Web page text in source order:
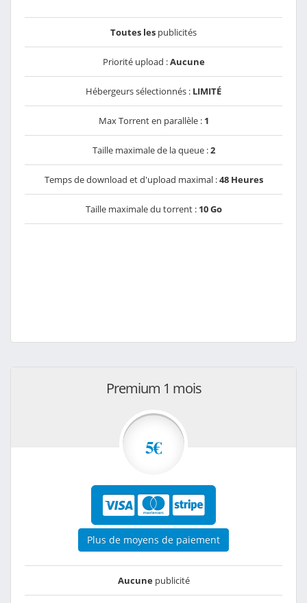
Toutes les publicités
Priorité upload :Aucune
Hébergeurs sélectionnés : LIMITÉ
Max Torrent en parallèle : 1
Taille maximale de la queue :2
Temps de download et d'upload maximal :48 Heures
Taille maximale du torrent : 10 Go
Premium 1 mois
5€
Plus de moyens de paiement
Aucunepublicité